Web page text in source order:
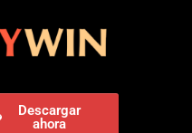
Descargar
ahora